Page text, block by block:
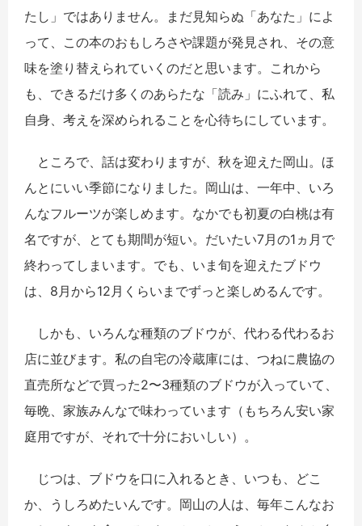
たし」ではありません。まだ見知らぬ「あなた」によ
って、この本のおもしろさや課題が発見され、その意
味を塗り替えられていくのだと思います。これから
も、できるだけ多くのあらたな「読み」にふれて、私
自身、考えを深められることを心待ちにしています。
ところで、話は変わりますが、秋を迎えた岡山。ほ
んとにいい季節になりました。岡山は、一年中、いろ
んなフルーツが楽しめます。なかでも初夏の白桃は有
名ですが、とても期間が短い。だいたい7月の1ヵ月で
終わってしまいます。でも、いま旬を迎えたブドウ
は、8月から12月くらいまでずっと楽しめるんです。
しかも、いろんな種類のブドウが、代わる代わるお
店に並びます。私の自宅の冷蔵庫には、つねに農協の
直売所などで買った2〜3種類のブドウが入っていて、
毎晩、家族みんなで味わっています（もちろん安い家
庭用ですが、それで十分においしい）。
じつは、ブドウを口に入れるとき、いつも、どこ
か、うしろめたいんです。岡山の人は、毎年こんなお